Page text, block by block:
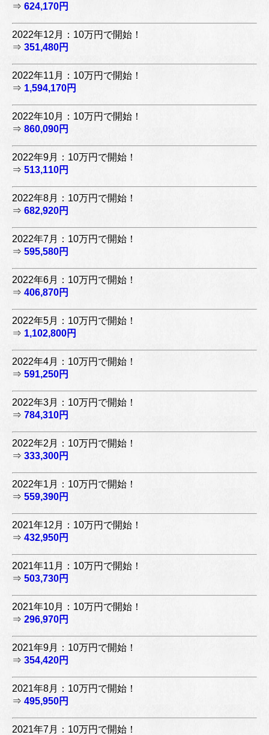
⇒ 624,170円
2022年12月：10万円で開始！
⇒ 351,480円
2022年11月：10万円で開始！
⇒ 1,594,170円
2022年10月：10万円で開始！
⇒ 860,090円
2022年9月：10万円で開始！
⇒ 513,110円
2022年8月：10万円で開始！
⇒ 682,920円
2022年7月：10万円で開始！
⇒ 595,580円
2022年6月：10万円で開始！
⇒ 406,870円
2022年5月：10万円で開始！
⇒ 1,102,800円
2022年4月：10万円で開始！
⇒ 591,250円
2022年3月：10万円で開始！
⇒ 784,310円
2022年2月：10万円で開始！
⇒ 333,300円
2022年1月：10万円で開始！
⇒ 559,390円
2021年12月：10万円で開始！
⇒ 432,950円
2021年11月：10万円で開始！
⇒ 503,730円
2021年10月：10万円で開始！
⇒ 296,970円
2021年9月：10万円で開始！
⇒ 354,420円
2021年8月：10万円で開始！
⇒ 495,950円
2021年7月：10万円で開始！